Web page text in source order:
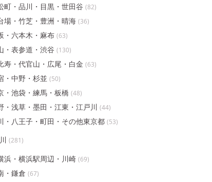
町・品川・目黒・世田谷 (82)
場・竹芝・豊洲・晴海 (36)
・六本木・麻布 (63)
・表参道・渋谷 (130)
寿・代官山・広尾・白金 (63)
・中野・杉並 (50)
・池袋・練馬・板橋 (48)
・浅草・墨田・江東・江戸川 (44)
・八王子・町田・その他東京都 (53)
(281)
浜・横浜駅周辺・川崎 (69)
・鎌倉 (67)